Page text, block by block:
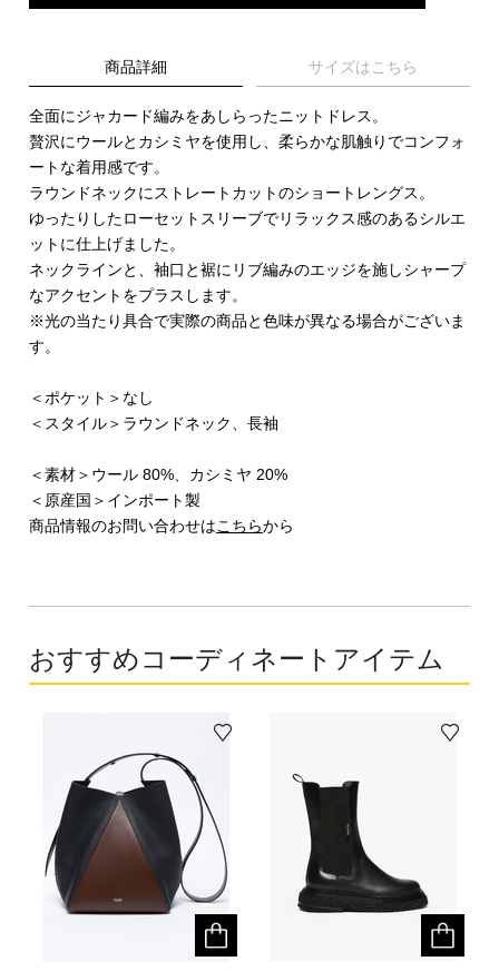
商品詳細 サイズはこちら
全面にジャカード編みをあしらったニットドレス。
贅沢にウールとカシミヤを使用し、柔らかな肌触りでコンフォ
ートな着用感です。
ラウンドネックにストレートカットのショートレングス。
ゆったりしたローセットスリーブでリラックス感のあるシルエ
ットに仕上げました。
ネックラインと、袖口と裾にリブ編みのエッジを施しシャープ
なアクセントをプラスします。
※光の当たり具合で実際の商品と色味が異なる場合がございま
す。
＜ポケット＞なし
＜スタイル＞ラウンドネック、長袖
＜素材＞ウール 80%、カシミヤ 20%
＜原産国＞インポート製
商品情報のお問い合わせはこちらから
おすすめコーディネートアイテム